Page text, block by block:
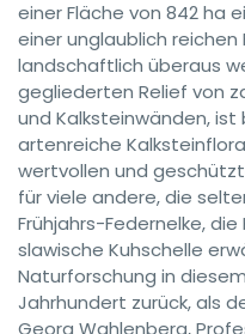
einer Fläche von 842 ha
einer unglaublich reichen
landschaftlich überaus
gegliederten Relief von
und Kalksteinwänden,
artenreiche
wertvollen und
für viele andere, die
Frühjahrs-Federnelke,
slawische Kuhschelle
Naturforschung in
Jahrhundert zurück, als
Georg Wahlenberg,